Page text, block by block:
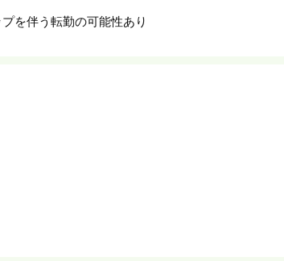
を伴う転勤の可能性あり